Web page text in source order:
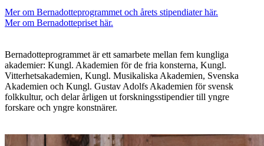
Mer om Bernadotteprogrammet och årets stipendiater här.
Mer om Bernadottepriset här.
Bernadotteprogrammet är ett samarbete mellan fem kungliga
akademier: Kungl. Akademien för de fria konsterna, Kungl.
Vitterhetsakademien, Kungl. Musikaliska Akademien, Svenska
Akademien och Kungl. Gustav Adolfs Akademien för svensk
folkkultur, och delar årligen ut forskningsstipendier till yngre
forskare och yngre konstnärer.